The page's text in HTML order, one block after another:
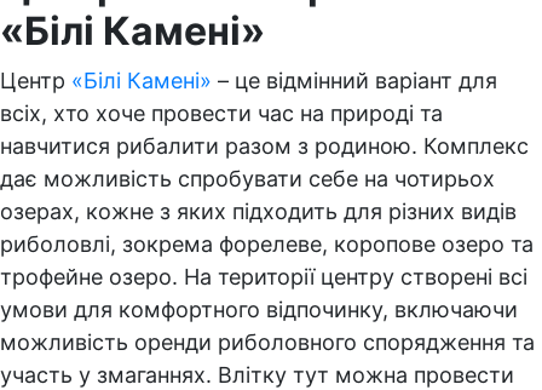
«Білі Камені»
Центр «Білі Камені» – це відмінний варіант для
всіх, хто хоче провести час на природі та
навчитися рибалити разом з родиною. Комплекс
дає можливість спробувати себе на чотирьох
озерах, кожне з яких підходить для різних видів
риболовлі, зокрема форелеве, коропове озеро та
трофейне озеро. На території центру створені всі
умови для комфортного відпочинку, включаючи
можливість оренди риболовного спорядження та
участь у змаганнях. Влітку тут можна провести